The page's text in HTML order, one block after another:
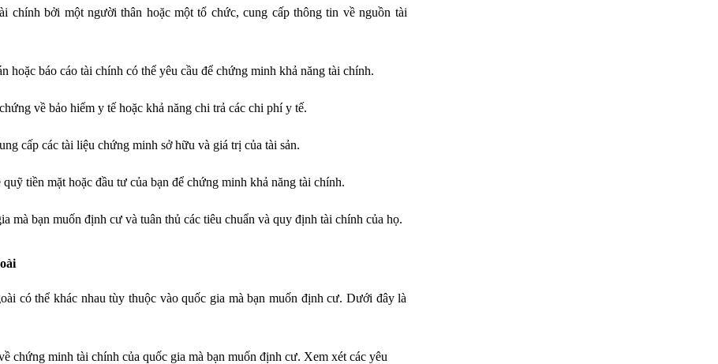
chính bởi một người thân hoặc một tổ chức, cung cấp thông tin về nguồn tài
hoặc báo cáo tài chính có thể yêu cầu để chứng minh khả năng tài chính.
về bảo hiểm y tế hoặc khả năng chi trả các chi phí y tế.
cấp các tài liệu chứng minh sở hữu và giá trị của tài sản.
tiền mặt hoặc đầu tư của bạn để chứng minh khả năng tài chính.
mà bạn muốn định cư và tuân thủ các tiêu chuẩn và quy định tài chính của họ.
có thể khác nhau tùy thuộc vào quốc gia mà bạn muốn định cư. Dưới đây là
chứng minh tài chính của quốc gia mà bạn muốn định cư. Xem xét các yêu